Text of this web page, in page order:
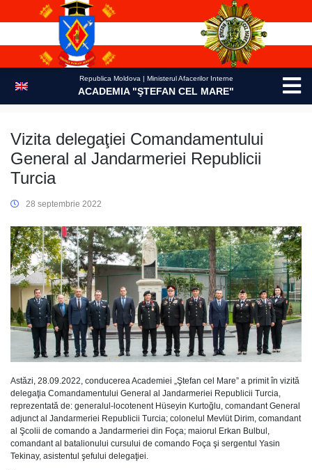
Republica Moldova | Ministerul Afacerilor Interne
ACADEMIA "ŞTEFAN CEL MARE"
Vizita delegaţiei Comandamentului
General al Jandarmeriei Republicii
Turcia
28 septembrie 2022
Astăzi, 28.09.2022, conducerea Academiei „Ştefan cel Mare” a primit în vizită
delegaţia Comandamentului General al Jandarmeriei Republicii Turcia,
reprezentată de: generalul-locotenent Hüseyin Kurtoğlu, comandant General
adjunct al Jandarmeriei Republicii Turcia; colonelul Mevlüt Dirim, comandant
al Şcolii de comando a Jandarmeriei din Foça; maiorul Erkan Bulbul,
comandant al batalionului cursului de comando Foça şi sergentul Yasin
Tekinay, asistentul şefului delegaţiei.